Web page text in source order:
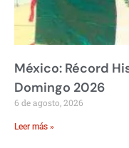
México: Récord
Domingo 2026
6 de agosto, 2026
Leer más »